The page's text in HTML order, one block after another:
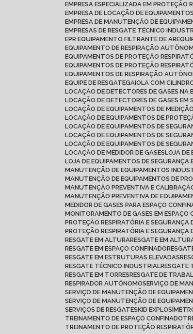
EMPRESA ESPECIALIZADA EM PROTEÇÃO
EMPRESA DE LOCAÇÃO DE
EMPRESA DE MANUTENÇÃO DE
EMPRESAS DE RESGATE TÉCNICO
EPR EQUIPAMENTO FILTRANTE DE AR
EQUIPAMENTO DE RESPIRAÇÃO
EQUIPAMENTOS DE PROTEÇÃO
EQUIPAMENTOS DE PROTEÇÃO
EQUIPAMENTOS DE RESPIRAÇÃO
EQUIPE DE RESGATE
GAIOLA COM
LOCAÇÃO DE DETECTORES DE GASES NA
LOCAÇÃO DE DETECTORES DE GASES EM
LOCAÇÃO DE EQUIPAMENTOS DE
LOCAÇÃO DE EQUIPAMENTOS DE
LOCAÇÃO DE EQUIPAMENTOS DE
LOCAÇÃO DE EQUIPAMENTOS DE
LOCAÇÃO DE EQUIPAMENTOS DE
LOCAÇÃO DE MEDIDOR DE GASES LOJA
LOJA DE EQUIPAMENTOS DE SEGURANÇA
MANUTENÇÃO DE EQUIPAMENTOS
MANUTENÇÃO DE EQUIPAMENTOS DE
MANUTENÇÃO PREVENTIVA E
MANUTENÇÃO PREVENTIVA DE
MEDIDOR DE GASES PARA ESPAÇO
MONITORAMENTO DE GASES EM ESPAÇO
PROTEÇÃO RESPIRATÓRIA E
PROTEÇÃO RESPIRATÓRIA E
RESGATE EM ALTURA RESGATE EM
RESGATE EM ESPAÇO CONFINADO
RESGATE EM ESTRUTURAS ELEVADAS
RESGATE TÉCNICO INDUSTRIAL
RESGATE EM TORRES RESGATE DE
RESPIRADOR AUTÔNOMO SERVIÇO DE
SERVIÇO DE MANUTENÇÃO DE
SERVIÇO DE MANUTENÇÃO DE
SERVIÇOS DE RESGATE SKID
TREINAMENTO DE ESPAÇO CONFINADO
TREINAMENTO DE PROTEÇÃO